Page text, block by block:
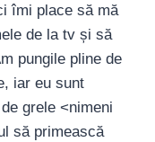
îmi place să mă
de la tv și să
pungile pline de
iar eu sunt
grele <nimeni
să primească